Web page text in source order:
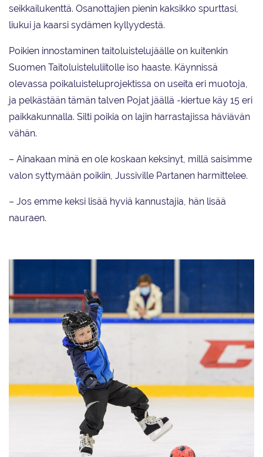
seikkailukenttä. Osanottajien pienin kaksikko spurttasi,
liukui ja kaarsi sydämen kyllyydestä.
Poikien innostaminen taitoluistelujäälle on kuitenkin
Suomen Taitoluisteluliitolle iso haaste. Käynnissä
olevassa poikaluisteluprojektissa on useita eri muotoja,
ja pelkästään tämän talven Pojat jäällä -kiertue käy 15 eri
paikkakunnalla. Silti poikia on lajin harrastajissa häviävän
vähän.
– Ainakaan minä en ole koskaan keksinyt, millä saisimme
valon syttymään poikiin, Jussiville Partanen harmittelee.
– Jos emme keksi lisää hyviä kannustajia, hän lisää
nauraen.